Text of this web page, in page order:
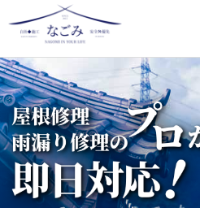
Skip
to
content
宮城県仙台市の屋根修理・雨漏